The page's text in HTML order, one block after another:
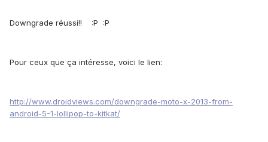
Downgrade réussi!! :P :P
Pour ceux que ça intéresse, voici le lien:
http://www.droidviews.com/downgrade-moto-x-2013-from-
android-5-1-lollipop-to-kitkat/